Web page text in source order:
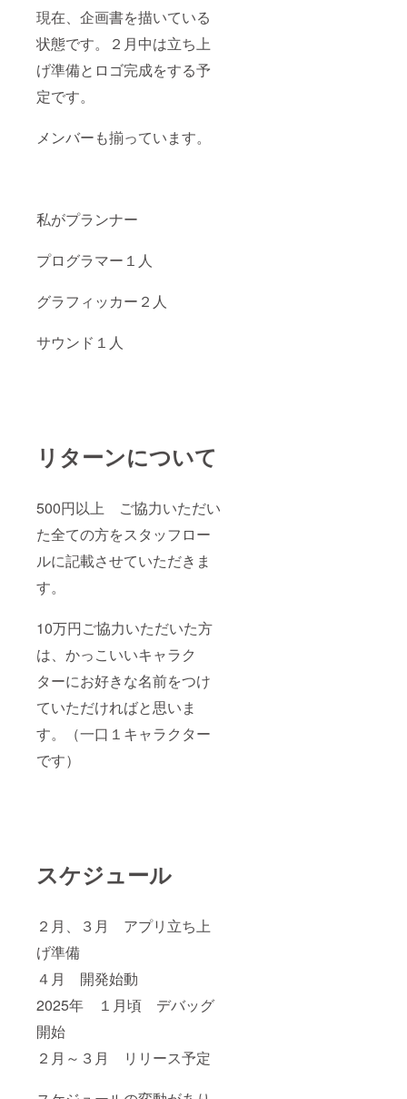
現在、企画書を描いている
状態です。２月中は立ち上
げ準備とロゴ完成をする予
定です。
メンバーも揃っています。
私がプランナー
プログラマー１人
グラフィッカー２人
サウンド１人
リターンについて
500円以上 ご協力いただい
た全ての方をスタッフロー
ルに記載させていただきま
す。
10万円ご協力いただいた方
は、かっこいいキャラク
ターにお好きな名前をつけ
ていただければと思いま
す。（一口１キャラクター
です）
スケジュール
２月、３月 アプリ立ち上
げ準備
４月 開発始動
2025年 １月頃 デバッグ
開始
２月～３月 リリース予定